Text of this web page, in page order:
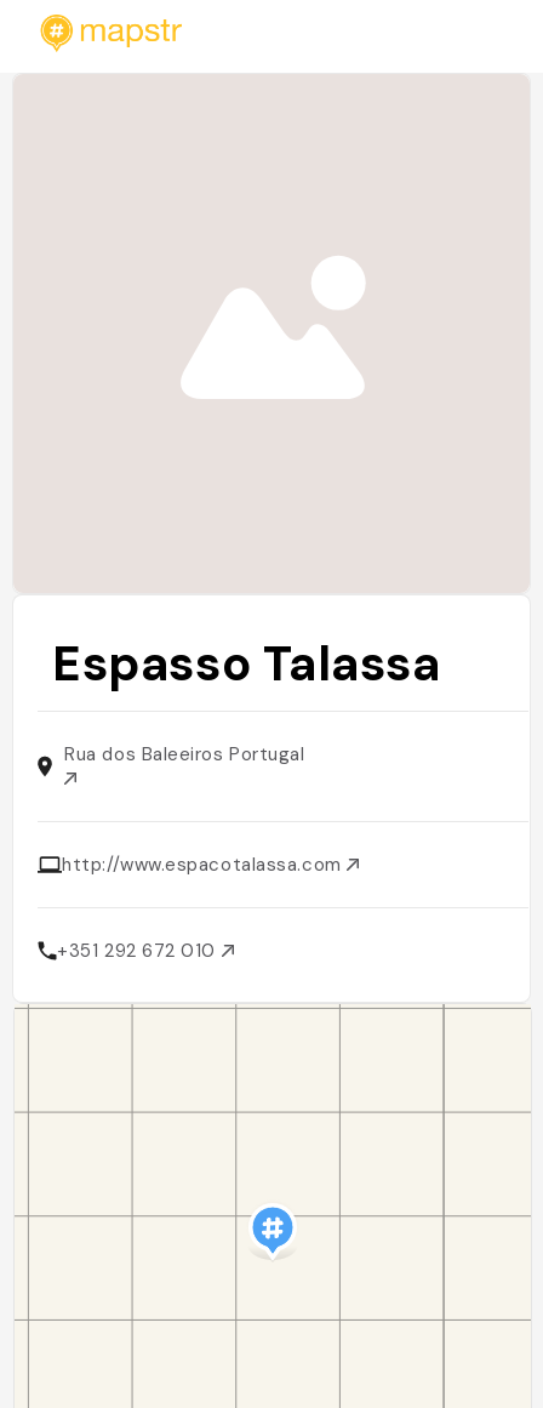
Espasso Talassa
Rua dos Baleeiros Portugal
http://www.espacotalassa.com
+351 292 672 010